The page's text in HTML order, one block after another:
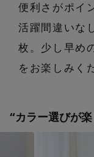
【限定】ここ
【ペプラム
【ジュエリー
パンツ
スカート
スニーカー
フラットシュ
ショルダーバ
財布・小物
ストール・マ
帽子・イヤー
すべてのアク
ピアス・イヤ
バングル・ブ
ランジェリー
すべてのラ
インナー
スポーツ
ウェア
便利さがポイ
活躍間違いな
枚。少し早め
をお楽しみく
“カラー選びが